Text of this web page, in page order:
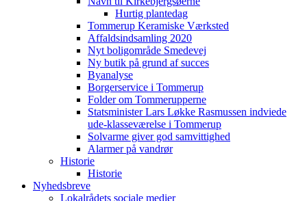
Hurtig plantedag
Tommerup Keramiske Værksted
Affaldsindsamling 2020
Nyt boligområde Smedevej
Ny butik på grund af succes
Byanalyse
Borgerservice i Tommerup
Folder om Tommerupperne
Statsminister Lars Løkke Rasmussen indviede
ude-klasseværelse i Tommerup
Solvarme giver god samvittighed
Alarmer på vandrør
Historie
Historie
Nyhedsbreve
Lokalrådets sociale medier